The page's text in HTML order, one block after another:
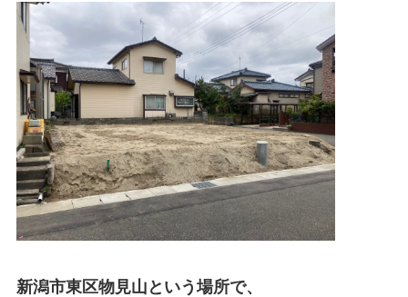
新潟市東区物見山という場所で、